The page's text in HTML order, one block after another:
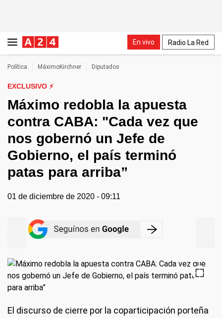
En vivo Radio La Red
Política MáximoKirchner Diputados
EXCLUSIVO ⚡
Máximo redobla la apuesta
contra CABA: "Cada vez que
nos gobernó un Jefe de
Gobierno, el país terminó
patas para arriba”
01 de diciembre de 2020 - 09:11
El discurso de cierre por la coparticipación porteña